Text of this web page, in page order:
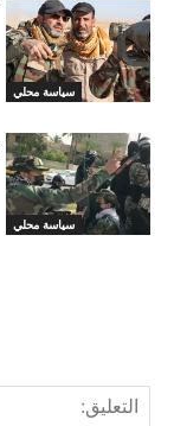
سياسة محلي
سياسة محلي